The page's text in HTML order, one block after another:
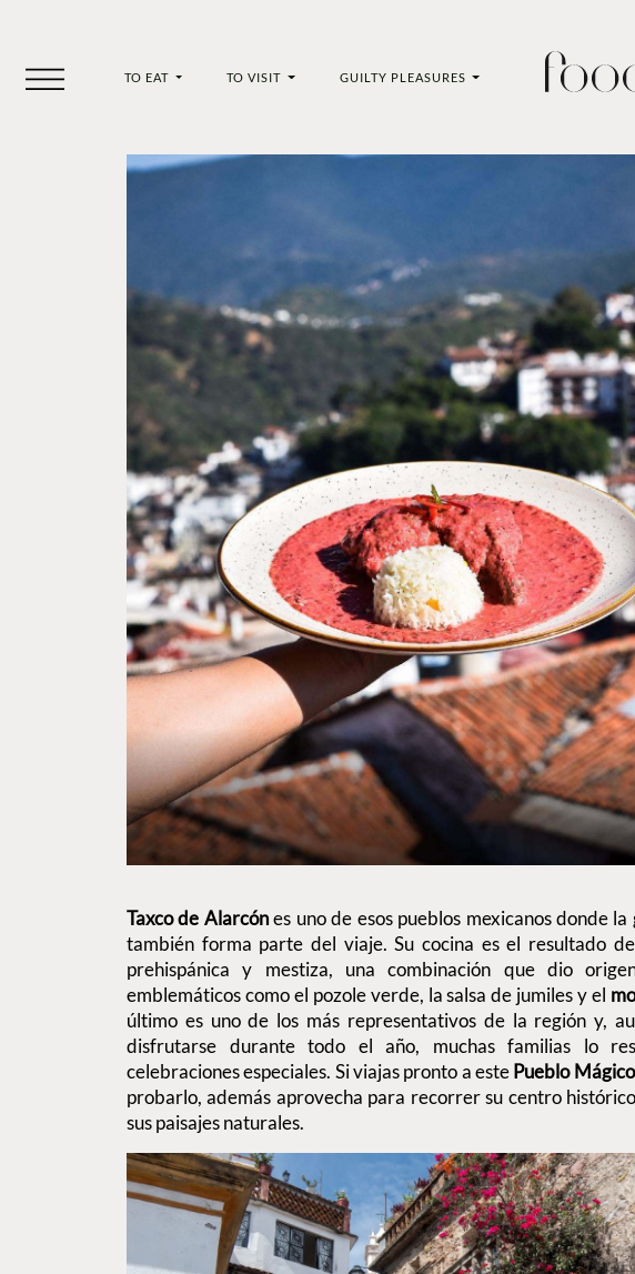
TO EAT TO VISIT GUILTY PLEASURES
Taxco de Alarcónes uno de esos pueblos mexicanos donde
también forma parte del viaje. Su cocina es el resultado
prehispánica y mestiza, una combinación que dio
emblemáticos como el pozole verde, la salsa de jumiles y el
último es uno de los más representativos de la región y,
disfrutarse durante todo el año, muchas familias lo
celebraciones especiales. Si viajas pronto a estePueblo Mágico
probarlo, además aprovecha para recorrer su centro
sus paisajes naturales.